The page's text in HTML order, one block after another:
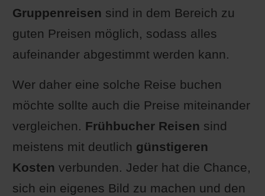
Gruppenreisen sind in dem Bereich zu
guten Preisen möglich, sodass alles
aufeinander abgestimmt werden kann.
Wer daher eine solche Reise buchen
möchte sollte auch die Preise miteinander
vergleichen. Frühbucher Reisen sind
meistens mit deutlich günstigeren
Kosten verbunden. Jeder hat die Chance,
sich ein eigenes Bild zu machen und den